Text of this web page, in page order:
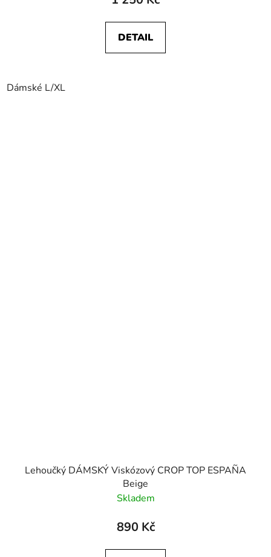
DETAIL
Dámské L/XL
Lehoučký DÁMSKÝ Viskózový CROP TOP ESPAÑA
Beige
Skladem
890 Kč